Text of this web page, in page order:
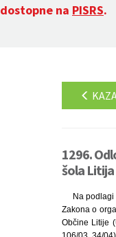
dostopne na PISRS.
1296.
šola
Na
Zakona o
Občine Litije